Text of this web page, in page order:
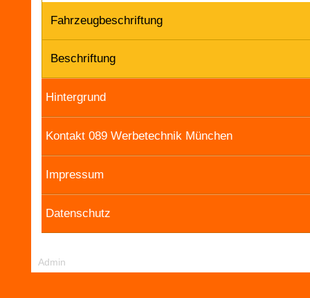
Fahrzeugbeschriftung
Beschriftung
Hintergrund
Kontakt 089 Werbetechnik München
Impressum
Datenschutz
Admin